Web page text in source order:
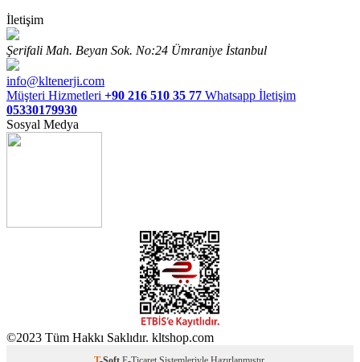
İletişim
Şerifali Mah. Beyan Sok. No:24 Ümraniye İstanbul
info@kltenerji.com
Müşteri Hizmetleri +90 216 510 35 77 Whatsapp İletişim
05330179930
Sosyal Medya
©2023 Tüm Hakkı Saklıdır. kltshop.com